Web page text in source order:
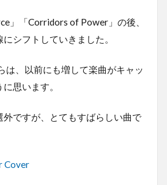
」「Corridors of Power」の後、
シフトしていきました。
は、以前にも増して楽曲がキャッ
思います。
外ですが、とてもすばらしい曲で
Cover